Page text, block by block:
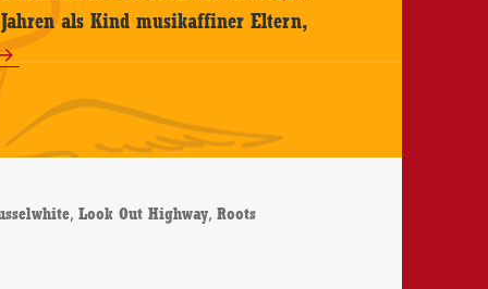
als Kind musikaffiner Eltern,
,Look Out Highway,Roots
Look Out Highway – CD-Review